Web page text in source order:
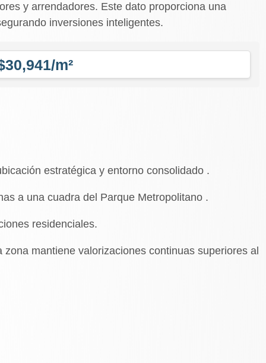
y arrendadores. Este dato proporciona una
inversiones inteligentes.
m²
estratégica y entorno consolidado .
a una cuadra del Parque Metropolitano .
residenciales.
mantiene valorizaciones continuas superiores al